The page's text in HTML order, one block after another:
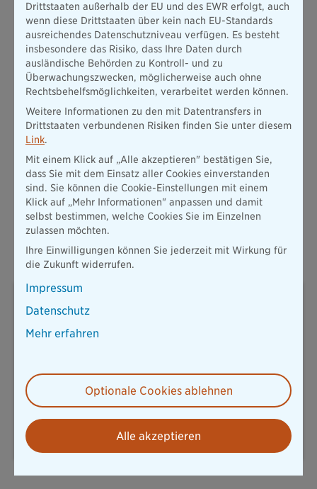
Zu den weiteren Referenten des ersten Bankenforums der
Bayerischen, das in der Börse München stattfand, zählten: Dr.
Bert Van Roosebeke (Leiter der Abteilung Finanzmärkte am
Centrum für Europäische Politik) sowie Ralf Gladis
(Mitbegründer und Geschäftsführer des international
führenden Payment Service Providers Computo).
sich auf einem hohen fachlichen Niveau über gänzlich
verschiedene aktuelle Herausforderungen der Finanzbranche
auszutauschen. Als prominente Experten ihres Gebietes
lieferten die Referenten eine ausgezeichnete Basis für die sich
im Anschluss an die Vorträge entfaltenden regen Diskussionen
des anwesenden Fachpublikums“ sagt Volker Eisele, Leiter
Bankenvertrieb der Bayerischen, im Nachgang der
Veranstaltung.
Wolfgang Zdral
Pressesprecher
T: 089 / 6787-8258
presse@diebayerische.de
Drittstaaten außerhalb der EU und des EWR erfolgt, auch
wenn diese Drittstaaten über kein nach EU-Standards
ausreichendes Datenschutzniveau verfügen. Es besteht
insbesondere das Risiko, dass Ihre Daten durch
ausländische Behörden zu Kontroll- und zu
Überwachungszwecken, möglicherweise auch ohne
Rechtsbehelfsmöglichkeiten, verarbeitet werden können.
Weitere Informationen zu den mit Datentransfers in
Drittstaaten verbundenen Risiken finden Sie unter diesem
Link.
Mit einem Klick auf „Alle akzeptieren" bestätigen Sie,
dass Sie mit dem Einsatz aller Cookies einverstanden
sind. Sie können die Cookie-Einstellungen mit einem
Klick auf „Mehr Informationen" anpassen und damit
selbst bestimmen, welche Cookies Sie im Einzelnen
zulassen möchten.
Ihre Einwilligungen können Sie jederzeit mit Wirkung für
die Zukunft widerrufen.
Impressum
Datenschutz
Mehr erfahren
Optionale Cookies ablehnen
Alle akzeptieren